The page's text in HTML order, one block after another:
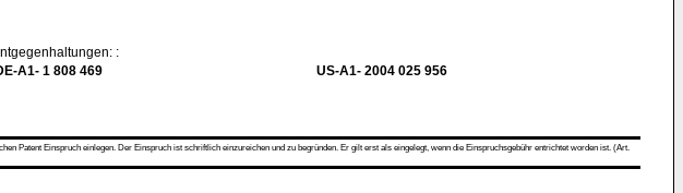
:
A1- 1 808 469
US-A1- 2004 025 956
Patent Einspruch einlegen. Der Einspruch ist schriftlich einzureichen und zu begründen. Er gilt erst als eingelegt, wenn die Einspruchsgebühr entrichtet worden ist. (Art.